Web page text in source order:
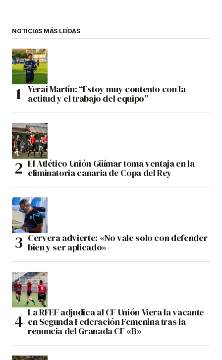
NOTICIAS MÁS LEÍDAS
Yerai Martín: “Estoy muy contento con la
actitud y el trabajo del equipo”
El Atlético Unión Güímar toma ventaja en la
eliminatoria canaria de Copa del Rey
Cervera advierte: «No vale solo con defender
bien y ser aplicado»
La RFEF adjudica al CF Unión Viera la vacante
en Segunda Federación Femenina tras la
renuncia del Granada CF «B»